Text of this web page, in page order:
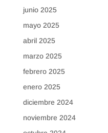
junio 2025
mayo 2025
abril 2025
marzo 2025
febrero 2025
enero 2025
diciembre 2024
noviembre 2024